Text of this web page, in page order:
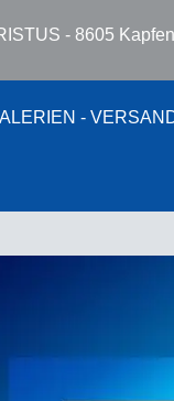
- 8605
-